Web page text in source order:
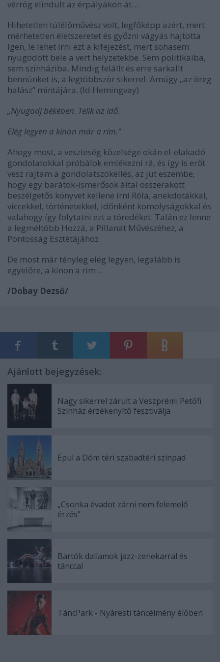
vérrög elindult az érpályákon át…
Hihetetlen túlélőművész volt, legfőképp azért, mert
mérhetetlen életszeretet és győzni vágyás hajtotta.
Igen, le lehet írni ezt a kifejezést, mert sohasem
nyugodott bele a vert helyzetekbe. Sem politikaiba,
sem színháziba. Mindig felállt és erre sarkallt
bennünket is, a legtöbbször sikerrel. Amúgy „az öreg
halász” mintájára. (ld Hemingvay)
„Nyugodj békében. Telik az idő.
Elég legyen a kínon már a rím.”
Ahogy most, a veszteség közelsége okán el-elakadó
gondolatokkal próbálok emlékezni rá, és így is erőt
vesz rajtam a gondolatszökellés, az jut eszembe,
hogy egy barátok-ismerősök által összerakott
beszélgetős könyvet kellene írni Róla, anekdotákkal,
viccekkel, történetekkel, időnként komolyságokkal és
valahogy így folytatni ezt a töredéket. Talán ez lenne
a legméltóbb Hozzá, a Pillanat Művészéhez, a
Pontosság Esztétájához.
De most már tényleg elég legyen, legalább is
egyelőre, a kínon a rím…
/Dobay Dezső/
Ajánlott bejegyzések:
Nagy sikerrel zárult a Veszprémi Petőfi
Színház érzékenyítő fesztiválja
Épül a Dóm téri szabadtéri színpad
„Csonka évadot zárni nem felemelő
érzés"
Bartók dallamok jazz-zenekarral és
tánccal
TáncPark - Nyáresti táncélmény élőben